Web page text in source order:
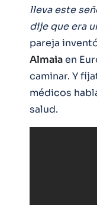
lleva este
dije que era
pareja
Almaiaen
caminar. Y
médicos
salud.